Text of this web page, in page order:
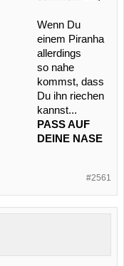
Wenn Du
einem Piranha
allerdings
so nahe
kommst, dass
Du ihn riechen
kannst...
PASS AUF
DEINE NASE
#2561